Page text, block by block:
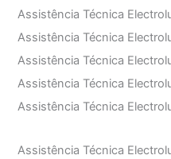
Assistência Técnica
Assistência Técnica
Assistência Técnica
Assistência Técnica
Assistência Técnica
Assistência Técnica